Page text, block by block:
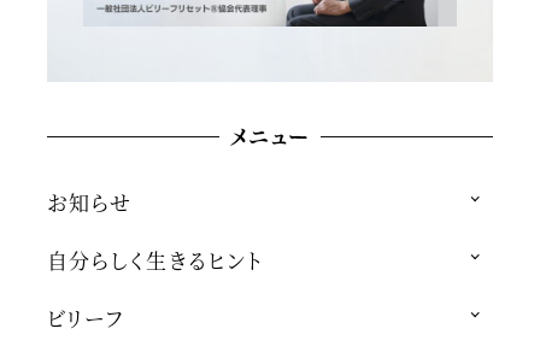
メニュー
お知らせ
自分らしく生きるヒント
ビリーフ